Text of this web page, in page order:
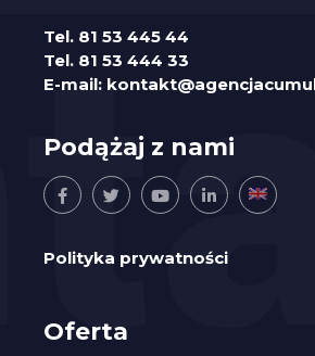
Tel. 81 53 445 44
Tel. 81 53 444 33
E-mail:
Podążaj z nami
Polityka prywatności
Oferta